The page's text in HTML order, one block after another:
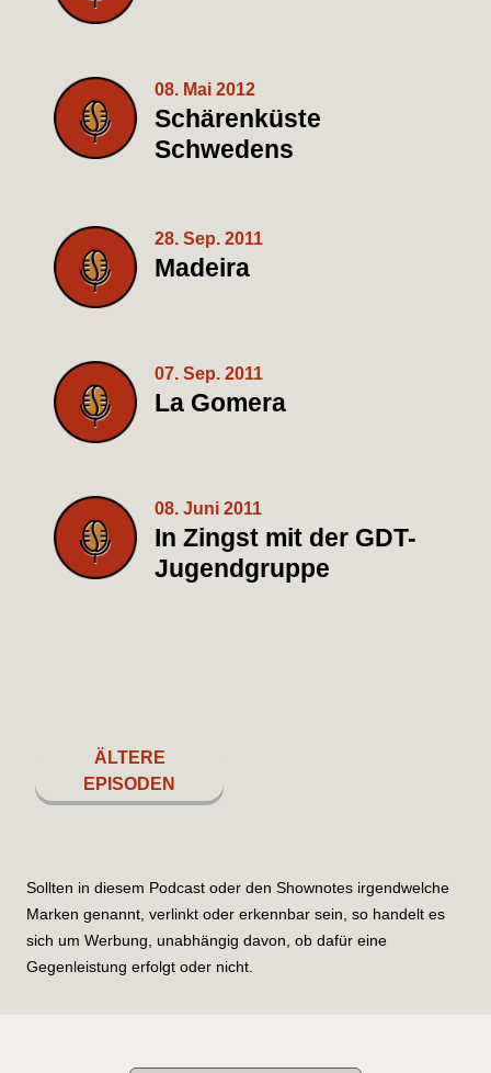
08. Mai 2012
Schärenküste
Schwedens
28. Sep. 2011
Madeira
07. Sep. 2011
La Gomera
08. Juni 2011
In Zingst mit der GDT-
Jugendgruppe
ÄLTERE
EPISODEN
Sollten in diesem Podcast oder den Shownotes irgendwelche
Marken genannt, verlinkt oder erkennbar sein, so handelt es
sich um Werbung, unabhängig davon, ob dafür eine
Gegenleistung erfolgt oder nicht.